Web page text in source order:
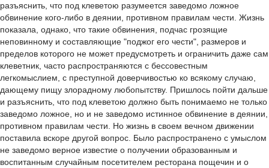
разъяснить, что под клеветою разумеется заведомо ложное
обвинение кого-либо в деянии, противном правилам чести. Жизнь
показала, однако, что такие обвинения, подчас грозящие
неповинному и составляющие "поджог его чести", размеров и
пределов которого не может предусмотреть и ограничить даже сам
клеветник, часто распространяются с бессовестным
легкомыслием, с преступной доверчивостью ко всякому случаю,
дающему пищу злорадному любопытству. Пришлось пойти дальше
и разъяснить, что под клеветою должно быть понимаемо не только
заведомо ложное, но и не заведомо истинное обвинение в деянии,
противном правилам чести. Но жизнь в своем вечном движении
поставила вскоре другой вопрос. Было распространено с умыслом
не заведомо верное известие о получении образованным и
воспитанным случайным посетителем ресторана пощечин и о